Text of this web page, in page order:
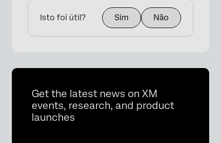
×
Isto foi útil? Sim Não
Get the latest news on XM
events, research, and product
launches